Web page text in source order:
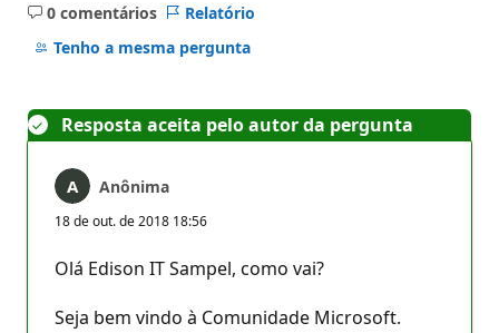
0 comentários
Sem
comentários
Relatório
Tenho a mesma pergunta
Resposta aceita pelo autor da pergunta
Anônima
18 de out. de 2018 18:56
Olá Edison IT Sampel, como vai?
Seja bem vindo à Comunidade Microsoft.